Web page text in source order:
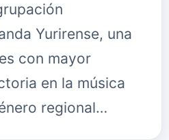
Yurirense, una
con mayor
en la música
regional